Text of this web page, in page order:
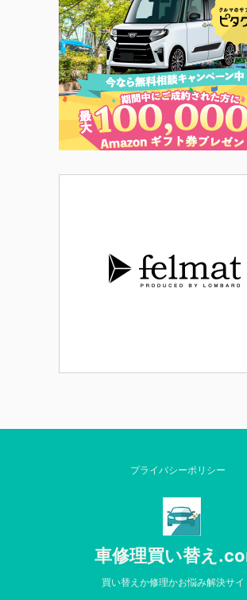
プライバシーポリシー
車修理買い替え
買い替えか修理かお悩み解決サイ